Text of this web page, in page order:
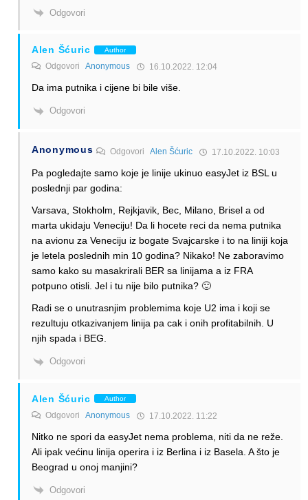
Odgovori
Alen Šćuric Author
Odgovori Anonymous 16.10.2022. 12:04
Da ima putnika i cijene bi bile više.
Odgovori
Anonymous OdgovoriAlen Šćuric 17.10.2022. 10:03
Pa pogledajte samo koje je linije ukinuo easyJet iz BSL u
poslednji par godina:
Varsava, Stokholm, Rejkjavik, Bec, Milano, Brisel a od
marta ukidaju Veneciju! Da li hocete reci da nema putnika
na avionu za Veneciju iz bogate Svajcarske i to na liniji koja
je letela poslednih min 10 godina? Nikako! Ne zaboravimo
samo kako su masakrirali BER sa linijama a iz FRA
potpuno otisli. Jel i tu nije bilo putnika? 🙂
Radi se o unutrasnjim problemima koje U2 ima i koji se
rezultuju otkazivanjem linija pa cak i onih profitabilnih. U
njih spada i BEG.
Odgovori
Alen Šćuric Author
Odgovori Anonymous 17.10.2022. 11:22
Nitko ne spori da easyJet nema problema, niti da ne reže.
Ali ipak većinu linija operira i iz Berlina i iz Basela. A što je
Beograd u onoj manjini?
Odgovori